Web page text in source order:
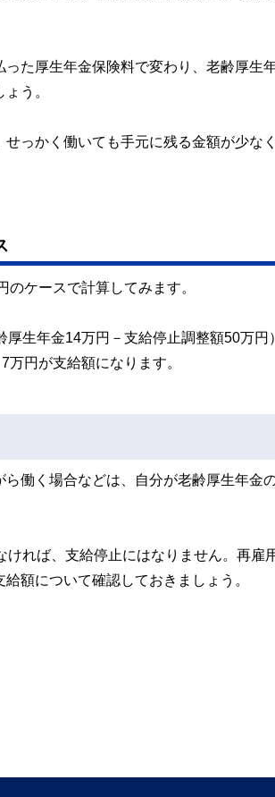
た厚生年金保険料で変わり、老齢厚生
う。
っかく働いても手元に残る金額が少な
ケースで計算してみます。
生年金14万円－支給停止調整額50万
円が支給額になります。
働く場合などは、自分が老齢厚生年金
れば、支給停止にはなりません。再雇
額について確認しておきましょう。